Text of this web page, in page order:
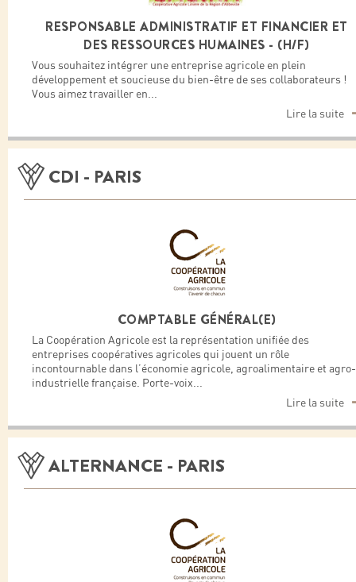
RESPONSABLE ADMINISTRATIF ET FINANCIER ET
DES RESSOURCES HUMAINES - (H/F)
Vous souhaitez intégrer une entreprise agricole en plein
développement et soucieuse du bien-être de ses collaborateurs !
Vous aimez travailler en...
Lire la suite
CDI - PARIS
COMPTABLE GÉNÉRAL(E)
La Coopération Agricole est la représentation unifiée des
entreprises coopératives agricoles qui jouent un rôle
incontournable dans l’économie agricole, agroalimentaire et agro-
industrielle française. Porte-voix...
Lire la suite
ALTERNANCE - PARIS